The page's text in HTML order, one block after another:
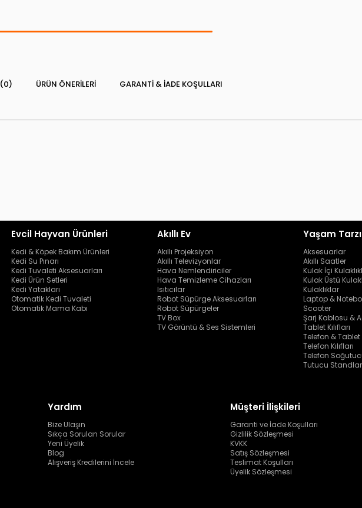
(0) ÜRÜN ÖNERILERI GARANTI & İADE KOŞULLARI
Evcil Hayvan Ürünleri
Kedi & Köpek Bakım Ürünleri
Kedi Su Pınarı
Kedi Tuvaleti Aksesuarları
Kedi Ürün Setleri
Kedi Yatakları
Otomatik Kedi Tuvaleti
Otomatik Mama Kabı
Akıllı Ev
Akıllı Projeksiyon
Akıllı Televizyonlar
Hava Nemlendiriciler
Hava Temizleme Cihazları
Isıtıcılar
Robot Süpürge Aksesuarları
Robot Süpürgeler
TV Box
TV Görüntü & Ses Sistemleri
Yaşam Tarzı
Aksesuarlar
Akıllı Saatler
Kulak İçi
Kulak Üstü
Kulaklıklar
Laptop &
Scooter
Şarj Kablosu &
Tablet Kılıfları
Telefon & Tablet
Telefon Kılıfları
Telefon
Tutucu Standlar
Yardım
Bize Ulaşın
Sıkça Sorulan Sorular
Yeni Üyelik
Blog
Alışveriş Kredilerini İncele
Müşteri İlişkileri
Garanti ve İade Koşulları
Gizlilik Sözleşmesi
KVKK
Satış Sözleşmesi
Teslimat Koşulları
Üyelik Sözleşmesi